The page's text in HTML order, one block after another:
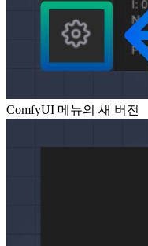
ComfyUI 메뉴의 새 버전